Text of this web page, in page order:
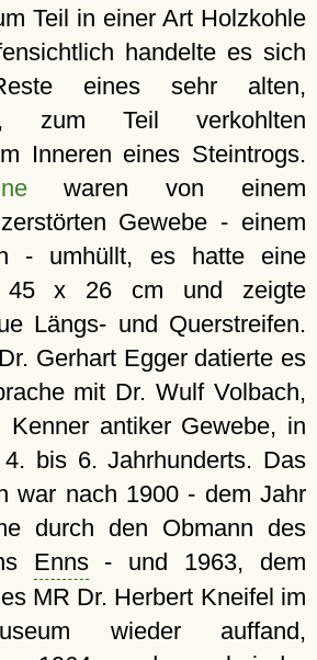
Teil in einer Art Holzkohle
handelte es sich
eines sehr alten,
zum Teil verkohlten
Inneren eines Steintrogs.
waren von einem
Gewebe - einem
- umhüllt, es hatte eine
45 x 26 cm und zeigte
Längs- und Querstreifen.
Gerhart Egger datierte es
mit Dr. Wulf Volbach,
Kenner antiker Gewebe, in
bis 6. Jahrhunderts. Das
war nach 1900 - dem Jahr
durch den Obmann des
Enns- und 1963, dem
MR Dr. Herbert Kneifel im
wieder auffand,